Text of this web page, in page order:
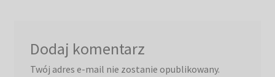
Dodaj komentarz
Twój adres e-mail nie zostanie opublikowany.